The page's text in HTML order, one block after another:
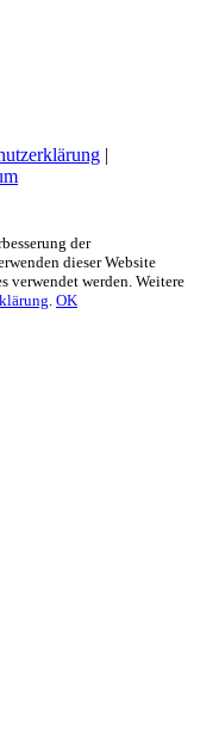
|
der
dieser Website
verwendet werden. Weitere
OK